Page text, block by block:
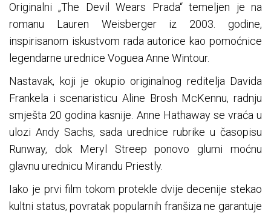
Originalni „The Devil Wears Prada“ temeljen je na
romanu Lauren Weisberger iz 2003. godine,
inspirisanom iskustvom rada autorice kao pomoćnice
legendarne urednice Voguea Anne Wintour.
Nastavak, koji je okupio originalnog reditelja Davida
Frankela i scenaristicu Aline Brosh McKennu, radnju
smješta 20 godina kasnije. Anne Hathaway se vraća u
ulozi Andy Sachs, sada urednice rubrike u časopisu
Runway, dok Meryl Streep ponovo glumi moćnu
glavnu urednicu Mirandu Priestly.
Iako je prvi film tokom protekle dvije decenije stekao
kultni status, povratak popularnih franšiza ne garantuje